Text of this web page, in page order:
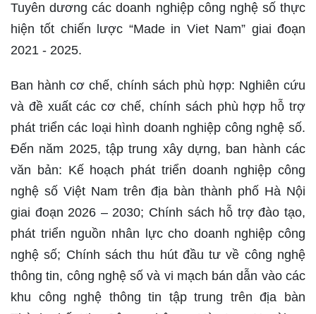
Tuyên dương các doanh nghiệp công nghệ số thực
hiện tốt chiến lược “Made in Viet Nam” giai đoạn
2021 - 2025.
Ban hành cơ chế, chính sách phù hợp: Nghiên cứu
và đề xuất các cơ chế, chính sách phù hợp hỗ trợ
phát triển các loại hình doanh nghiệp công nghệ số.
Đến năm 2025, tập trung xây dựng, ban hành các
văn bản: Kế hoạch phát triển doanh nghiệp công
nghệ số Việt Nam trên địa bàn thành phố Hà Nội
giai đoạn 2026 – 2030; Chính sách hỗ trợ đào tạo,
phát triển nguồn nhân lực cho doanh nghiệp công
nghệ số; Chính sách thu hút đầu tư về công nghệ
thông tin, công nghệ số và vi mạch bán dẫn vào các
khu công nghệ thông tin tập trung trên địa bàn